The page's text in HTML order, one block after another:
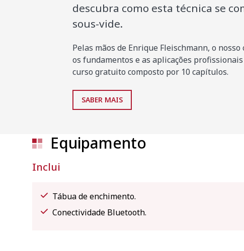
descubra como esta técnica se
sous-vide.
Pelas mãos de Enrique Fleischmann, o
os fundamentos e as aplicações
curso gratuito composto por 10 capítulos.
SABER MAIS
Equipamento
Inclui
Tábua de enchimento.
Conectividade Bluetooth.